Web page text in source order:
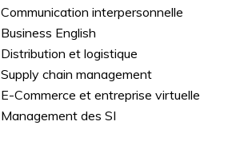
Communication interpersonnelle
Business English
Distribution et logistique
Supply chain management
E-Commerce et entreprise virtuelle
Management des SI